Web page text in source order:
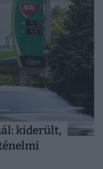
kiderült,